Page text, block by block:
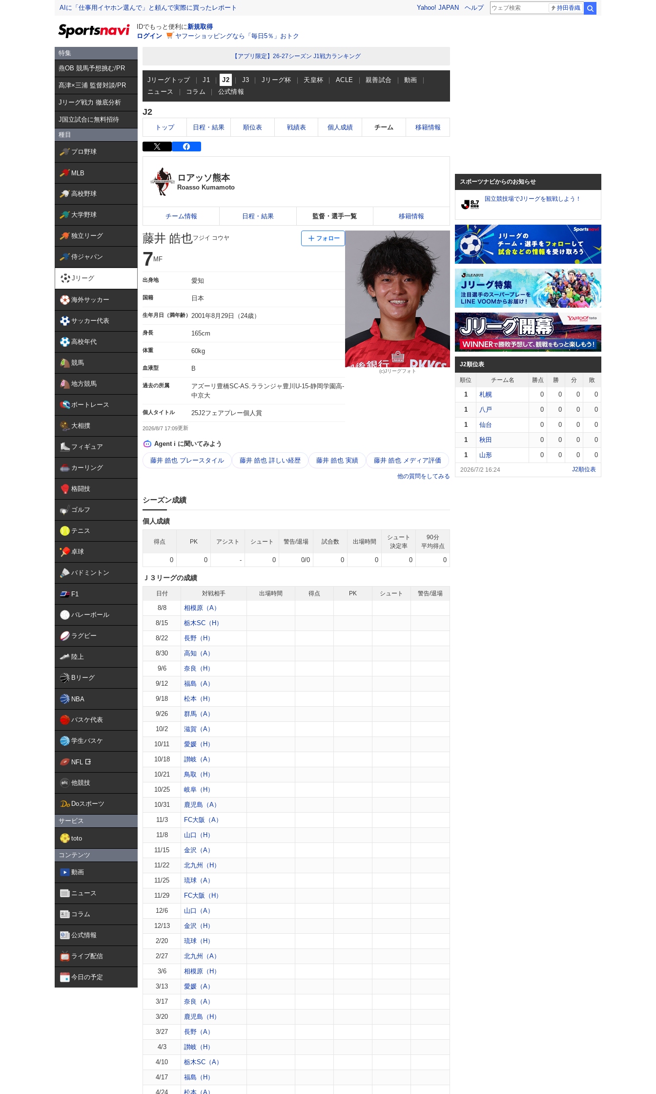
AIに「仕事用イヤホン選んで」と頼んで実際に買ったレポート Yahoo! JAPAN ヘルプ 持田香織
IDでもっと便利に新規取得
ログイン
ヤフーショッピングなら「毎日5％」おトク
特集
燕OB 競馬予想挑む/PR
髙津×三浦 監督対談/PR
Jリーグ戦力 徹底分析
J国立試合に無料招待
種目
プロ野球
MLB
高校野球
大学野球
独立リーグ
侍ジャパン
Jリーグ
海外サッカー
サッカー代表
高校年代
競馬
地方競馬
ボートレース
大相撲
フィギュア
カーリング
格闘技
ゴルフ
テニス
卓球
バドミントン
F1
バレーボール
ラグビー
陸上
Bリーグ
NBA
バスケ代表
学生バスケ
NFL
他競技
Doスポーツ
サービス
toto
コンテンツ
動画
ニュース
コラム
公式情報
ライブ配信
今日の予定
【アプリ限定】26-27シーズン J1戦力ランキング
Jリーグトップ J1 J2 J3 Jリーグ杯 天皇杯 ACLE 親善試合
動画
ニュース
コラム 公式情報
J2
トップ 日程・結果 順位表 戦績表 個人成績 チーム 移籍情報
ロアッソ熊本
Roasso Kumamoto
チーム情報 日程・結果 監督・選手一覧 移籍情報
藤井 皓也フジイ コウヤ フォロー
7MF
出身地 愛知
国籍 日本
生年月日（満年齢） 2001年8月29日（24歳）
身長 165cm
体重 60kg
血液型 B
過去の所属
アズーリ豊橋SC-AS.ラランジャ豊川U-15-静岡学園高-
中京大
個人タイトル 25J2フェアプレー個人賞
(c)Jリーグフォト
2026/8/7 17:09
Agent i に聞いてみよう
藤井 皓也 プレースタイル 藤井 皓也 詳しい経歴 藤井 皓也 実績 藤井 皓也 メディア評価
他の質問をしてみる
シーズン成績
個人成績
得点 PK アシスト シュート 警告/退場 試合数 出場時間
シュート
決定率
90分
平均得点
0 0 - 0 0/0 0 0 0 0
Ｊ３リーグの成績
日付 対戦相手 出場時間 得点 PK シュート 警告/退場
8/8 相模原（A）
8/15 栃木SC（H）
8/22 長野（H）
8/30 高知（A）
9/6 奈良（H）
9/12 福島（A）
9/18 松本（H）
9/26 群馬（A）
10/2 滋賀（A）
10/11 愛媛（H）
10/18 讃岐（A）
10/21 鳥取（H）
10/25 岐阜（H）
10/31 鹿児島（A）
11/3 FC大阪（A）
11/8 山口（H）
11/15 金沢（A）
11/22 北九州（H）
11/25 琉球（A）
11/29 FC大阪（H）
12/6 山口（A）
12/13 金沢（H）
2/20 琉球（H）
2/27 北九州（A）
3/6 相模原（H）
3/13 愛媛（A）
3/17 奈良（A）
3/20 鹿児島（H）
3/27 長野（A）
4/3 讃岐（H）
4/10 栃木SC（A）
4/17 福島（H）
4/24 松本（A）
スポーツナビからのお知らせ
国立競技場でJリーグを観戦しよう！
J2順位表
順位 チーム名 勝点 勝 分 敗
1 札幌 0 0 0 0
1 八戸 0 0 0 0
1 仙台 0 0 0 0
1 秋田 0 0 0 0
1 山形 0 0 0 0
2026/7/2 16:24 J2順位表